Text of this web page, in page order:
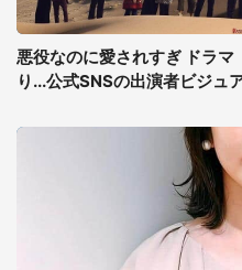
悪役なのに愛されすぎ ドラ
り...公式SNSの出演者ビジュ